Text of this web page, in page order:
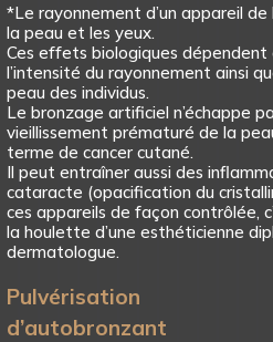
*Le rayonnement d’un appareil
la peau et les yeux.
Ces effets biologiques
l’intensité du rayonnement ainsi
peau des individus.
Le bronzage artificiel n’échappe
vieillissement prématuré de la
terme de cancer cutané.
Il peut entraîner aussi des
cataracte (opacification du
ces appareils de façon contrôlée,
la houlette d’une esthéticienne
dermatologue.
Pulvérisation
d’autobronzant